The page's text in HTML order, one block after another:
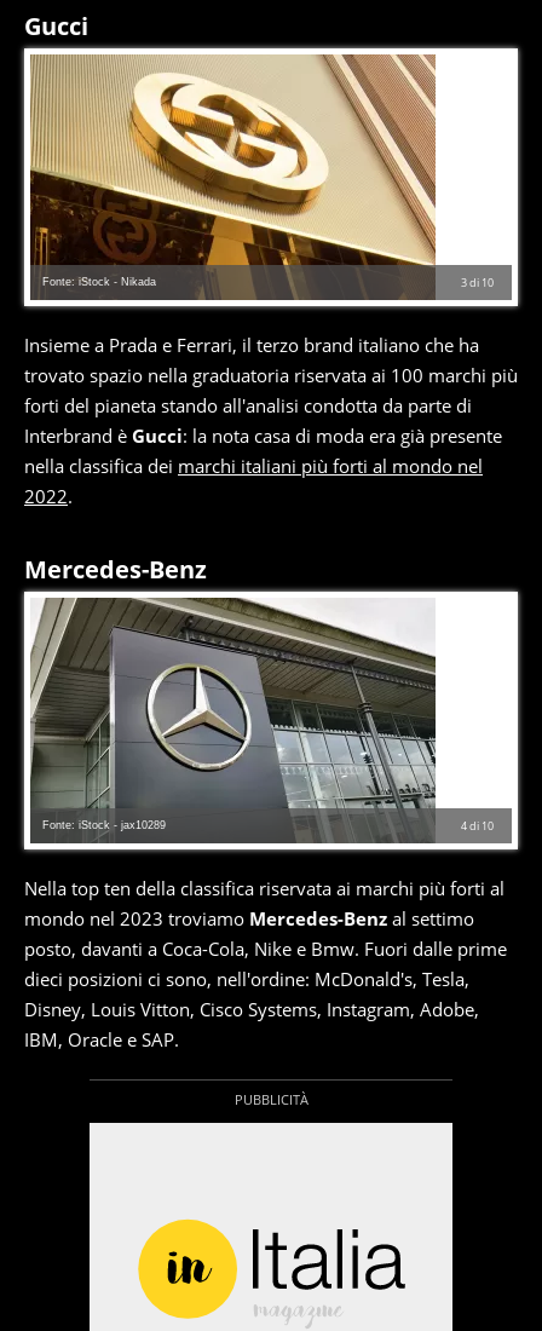
Gucci
3di 10
Fonte: iStock - Nikada
Insieme a Prada e Ferrari, il terzo brand italiano che ha
trovato spazio nella graduatoria riservata ai 100 marchi più
forti del pianeta stando all'analisi condotta da parte di
Interbrand è Gucci: la nota casa di moda era già presente
nella classifica dei marchi italiani più forti al mondo nel
2022.
Mercedes-Benz
4di 10
Fonte: iStock - jax10289
Nella top ten della classifica riservata ai marchi più forti al
mondo nel 2023 troviamo Mercedes-Benz al settimo
posto, davanti a Coca-Cola, Nike e Bmw. Fuori dalle prime
dieci posizioni ci sono, nell'ordine: McDonald's, Tesla,
Disney, Louis Vitton, Cisco Systems, Instagram, Adobe,
IBM, Oracle e SAP.